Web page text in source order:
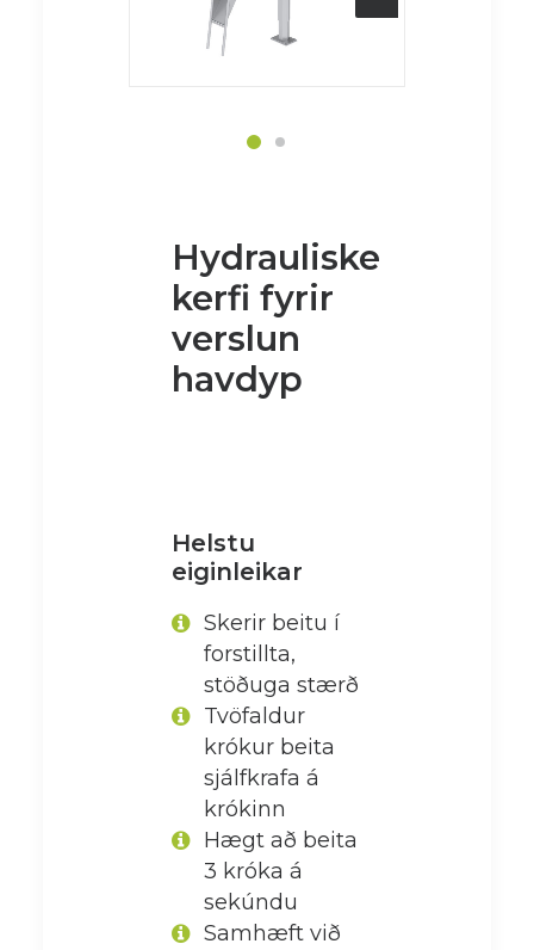
Hydrauliske
kerfi fyrir
verslun
havdyp
Helstu
eiginleikar
Skerir beitu í
forstillta,
stöðuga stærð
Tvöfaldur
krókur beita
sjálfkrafa á
krókinn
Hægt að beita
3 króka á
sekúndu
Samhæft við